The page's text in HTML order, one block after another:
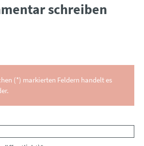
schreiben
(*) markierten Feldern handelt es